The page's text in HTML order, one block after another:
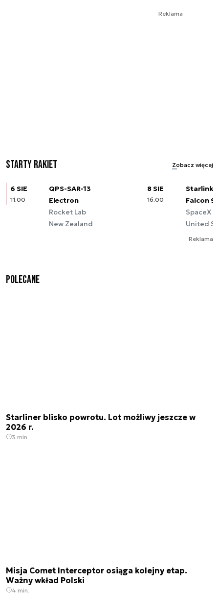
Reklama
Starty rakiet Zobacz więcej
6 SIE
11:00
QPS-SAR-13
Electron
Rocket Lab
New Zealand
8 SIE
16:00
Starlink
Falcon 9
SpaceX
United
Reklama
Polecane
Starliner blisko powrotu. Lot możliwy jeszcze w
2026 r.
3 min.
Misja Comet Interceptor osiąga kolejny etap.
Ważny wkład Polski
4 min.